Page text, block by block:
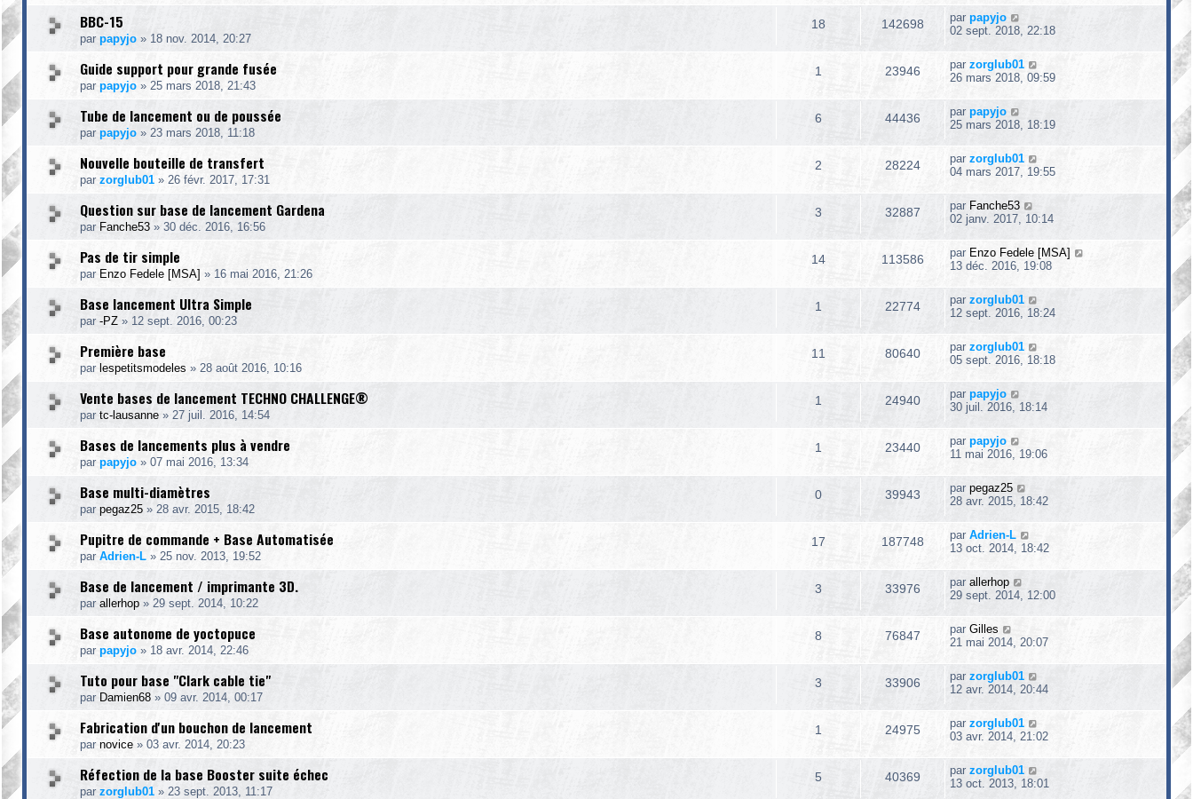
BBC-15
par papyjo » 18 nov. 2014, 20:27
18 142698 par papyjo
02 sept. 2018, 22:18
Guide support pour grande fusée
par papyjo » 25 mars 2018, 21:43
1 23946 par zorglub01
26 mars 2018, 09:59
Tube de lancement ou de poussée
par papyjo » 23 mars 2018, 11:18
6 44436 par papyjo
25 mars 2018, 18:19
Nouvelle bouteille de transfert
par zorglub01 » 26 févr. 2017, 17:31
2 28224 par zorglub01
04 mars 2017, 19:55
Question sur base de lancement Gardena
par Fanche53 » 30 déc. 2016, 16:56
3 32887 par Fanche53
02 janv. 2017, 10:14
Pas de tir simple
par Enzo Fedele [MSA] » 16 mai 2016, 21:26
14 113586 par Enzo Fedele [MSA]
13 déc. 2016, 19:08
Base lancement Ultra Simple
par -PZ » 12 sept. 2016, 00:23
1 22774 par zorglub01
12 sept. 2016, 18:24
Première base
par lespetitsmodeles » 28 août 2016, 10:16
11 80640 par zorglub01
05 sept. 2016, 18:18
Vente bases de lancement TECHNO CHALLENGE®
par tc-lausanne » 27 juil. 2016, 14:54
1 24940 par papyjo
30 juil. 2016, 18:14
Bases de lancements plus à vendre
par papyjo » 07 mai 2016, 13:34
1 23440 par papyjo
11 mai 2016, 19:06
Base multi-diamètres
par pegaz25 » 28 avr. 2015, 18:42
0 39943 par pegaz25
28 avr. 2015, 18:42
Pupitre de commande + Base Automatisée
par Adrien-L » 25 nov. 2013, 19:52
17 187748 par Adrien-L
13 oct. 2014, 18:42
Base de lancement / imprimante 3D.
par allerhop » 29 sept. 2014, 10:22
3 33976 par allerhop
29 sept. 2014, 12:00
Base autonome de yoctopuce
par papyjo » 18 avr. 2014, 22:46
8 76847 par Gilles
21 mai 2014, 20:07
Tuto pour base "Clark cable tie"
par Damien68 » 09 avr. 2014, 00:17
3 33906 par zorglub01
12 avr. 2014, 20:44
Fabrication d'un bouchon de lancement
par novice » 03 avr. 2014, 20:23
1 24975 par zorglub01
03 avr. 2014, 21:02
Réfection de la base Booster suite échec
par zorglub01 » 23 sept. 2013, 11:17
5 40369 par zorglub01
13 oct. 2013, 18:01